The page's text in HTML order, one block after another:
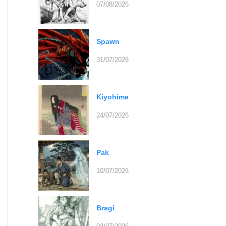
07/08/2026
Spawn
31/07/2026
Kiyohime
24/07/2026
Pak
10/07/2026
Bragi